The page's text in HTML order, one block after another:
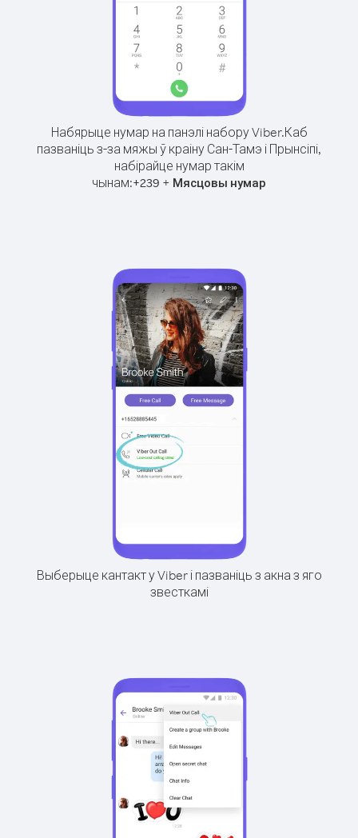
Набярыце нумар на панэлі набору Viber.Каб
пазваніць з-за мяжы ў краіну Сан-Тамэ і Прынсіпі,
набірайце нумар такім
чынам:+239 + Мясцовы нумар
Выберыце кантакт у Viber і пазваніць з акна з яго
звесткамі